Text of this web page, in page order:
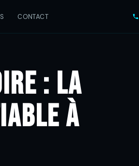
CONTACT
: La
à